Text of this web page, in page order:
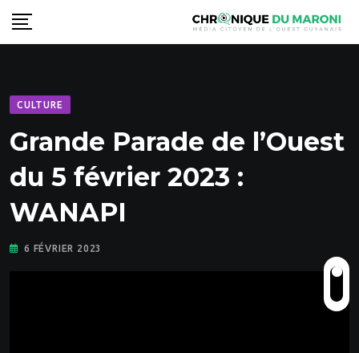
Skip
to
CULTURE
Grande Parade de l’Ouest
du 5 février 2023 :
WANAPI
6 FÉVRIER 2023